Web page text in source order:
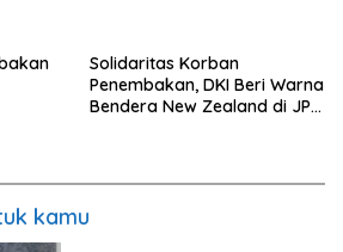
Solidaritas Korban
Penembakan, DKI Beri Warna
Bendera New Zealand di JPO
kamu